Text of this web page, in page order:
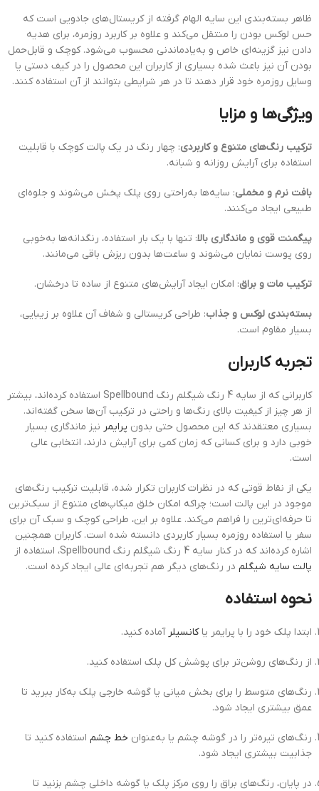
ظاهر بسته‌بندی این سایه الهام گرفته از کریستال‌های جادویی است که
حس لوکس بودن را منتقل می‌کند و علاوه بر کاربرد روزمره، برای هدیه
دادن نیز گزینه‌ای خاص و به‌یادماندنی محسوب می‌شود. کوچک و قابل‌حمل
بودن آن نیز باعث شده بسیاری از کاربران این محصول را در کیف دستی یا
وسایل روزمره خود قرار دهند تا در هر شرایطی بتوانند از آن استفاده کنند.
ویژگی‌ها و مزایا
ترکیب رنگ‌های متنوع و کاربردی: چهار رنگ در یک پالت کوچک با قابلیت
استفاده برای آرایش روزانه و شبانه.
بافت نرم و مخملی: سایه‌ها به‌راحتی روی پلک پخش می‌شوند و جلوه‌ای
طبیعی ایجاد می‌کنند.
پیگمنت قوی و ماندگاری بالا: تنها با یک بار استفاده، رنگدانه‌ها به‌خوبی
روی پوست نمایان می‌شوند و ساعت‌ها بدون ریزش باقی می‌مانند.
ترکیب مات و براق: امکان ایجاد آرایش‌های متنوع از ساده تا درخشان.
بسته‌بندی لوکس و جذاب: طراحی کریستالی و شفاف آن علاوه بر زیبایی،
بسیار مقاوم است.
تجربه کاربران
کاربرانی که از سایه 4 رنگ شیگلم رنگ Spellbound استفاده کرده‌اند، بیشتر
از هر چیز از کیفیت بالای رنگ‌ها و راحتی در ترکیب آن‌ها سخن گفته‌اند.
بسیاری معتقدند که این محصول حتی بدون پرایمر نیز ماندگاری بسیار
خوبی دارد و برای کسانی که زمان کمی برای آرایش دارند، انتخابی عالی
است.
یکی از نقاط قوتی که در نظرات کاربران تکرار شده، قابلیت ترکیب رنگ‌های
موجود در این پالت است؛ چراکه امکان خلق میکاپ‌های متنوع از سبک‌ترین
تا حرفه‌ای‌ترین را فراهم می‌کند. علاوه بر این، طراحی کوچک و سبک آن برای
سفر یا استفاده روزمره بسیار کاربردی دانسته شده است. کاربران همچنین
اشاره کرده‌اند که در کنار سایه 4 رنگ شیگلم رنگ Spellbound، استفاده از
پالت سایه شیگلم در رنگ‌های دیگر هم تجربه‌ای عالی ایجاد کرده است.
نحوه استفاده
ابتدا پلک خود را با پرایمر یاکانسیلر آماده کنید.
از رنگ‌های روشن‌تر برای پوشش کل پلک استفاده کنید.
رنگ‌های متوسط را برای بخش میانی یا گوشه خارجی پلک به‌کار ببرید تا
عمق بیشتری ایجاد شود.
رنگ‌های تیره‌تر را در گوشه چشم یا به‌عنوان خط چشم استفاده کنید تا
جذابیت بیشتری ایجاد شود.
در پایان، رنگ‌های براق را روی مرکز پلک یا گوشه داخلی چشم بزنید تا